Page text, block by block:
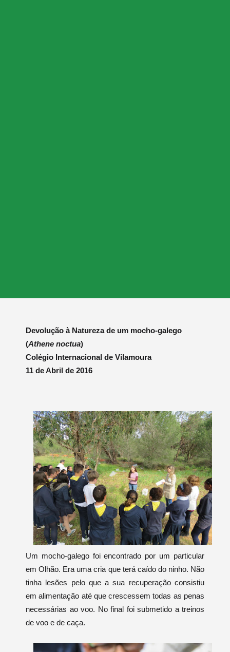
Devolução à Natureza de um mocho-galego
(Athene noctua)
Colégio Internacional de Vilamoura
11 de Abril de 2016
Um mocho-galego foi encontrado por um particular
em Olhão. Era uma cria que terá caído do ninho. Não
tinha lesões pelo que a sua recuperação consistiu
em alimentação até que crescessem todas as penas
necessárias ao voo. No final foi submetido a treinos
de voo e de caça.